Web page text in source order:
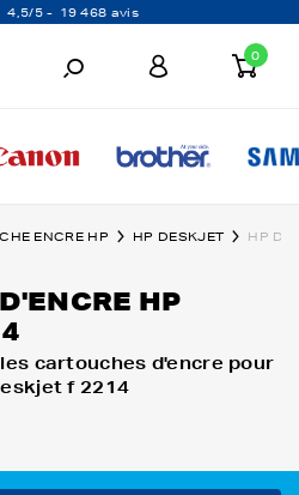
4,5/5 - 19 468 avis
0
ENCRE HP HP DESKJET HP
HP
cartouches d'encre pour
f 2214